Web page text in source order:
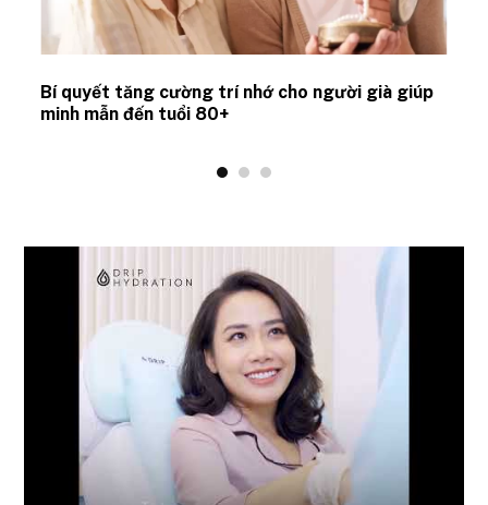
Bí quyết tăng cường trí nhớ cho người già giúp
minh mẫn đến tuổi 80+